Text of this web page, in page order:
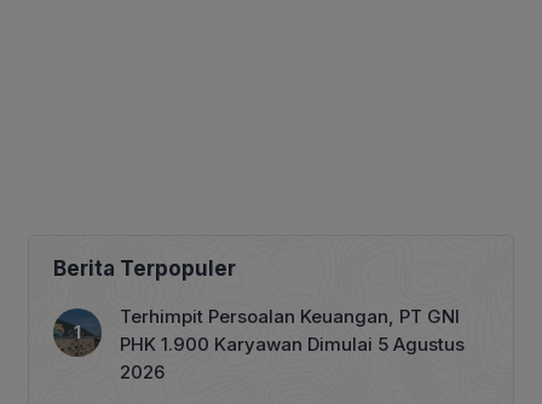
Berita Terpopuler
Terhimpit Persoalan Keuangan, PT GNI
PHK 1.900 Karyawan Dimulai 5 Agustus
2026